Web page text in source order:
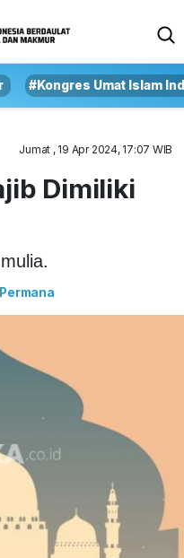
#Kongres Umat Islam
Jumat , 19 Apr 2024, 17:07 WIB
Dimiliki
Permana